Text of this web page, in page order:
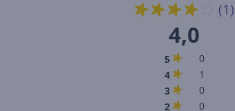
(1)
4,0
5
0
4
1
3
0
2
0